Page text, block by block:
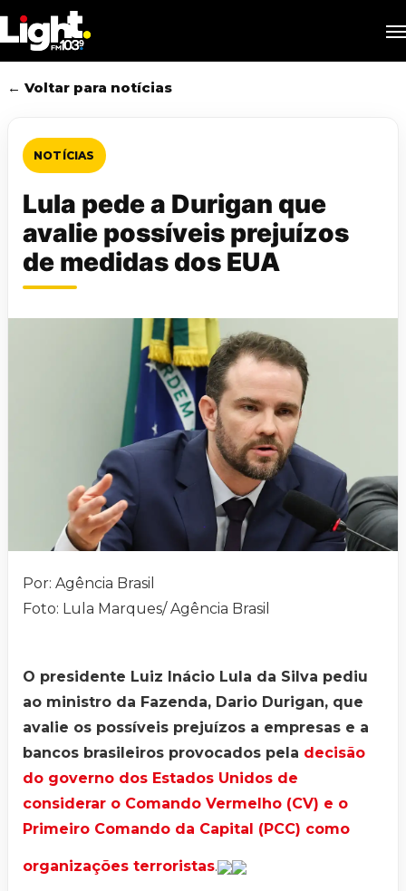
to
main
content
← Voltar para notícias
NOTÍCIAS
Lula pede a Durigan que
avalie possíveis prejuízos
de medidas dos EUA
Por: Agência Brasil
Foto: Lula Marques/ Agência Brasil
O presidente Luiz Inácio Lula da Silva pediu
ao ministro da Fazenda, Dario Durigan, que
avalie os possíveis prejuízos a empresas e a
bancos brasileiros provocados pela decisão
do governo dos Estados Unidos de
considerar o Comando Vermelho (CV) e o
Primeiro Comando da Capital (PCC) como
organizações terroristas.